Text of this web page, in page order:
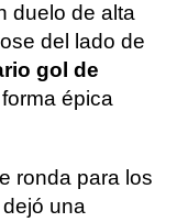
duelo de alta
del lado de
gol de
épica
ronda para los
una